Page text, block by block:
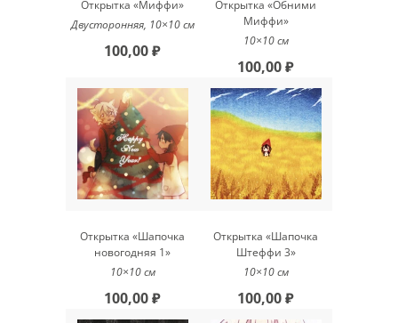
Открытка «Миффи»
Двусторонняя, 10×10 см
100,00 ₽
Открытка «Обними
Миффи»
10×10 см
100,00 ₽
Открытка «Шапочка
новогодняя 1»
10×10 см
100,00 ₽
Открытка «Шапочка
Штеффи 3»
10×10 см
100,00 ₽